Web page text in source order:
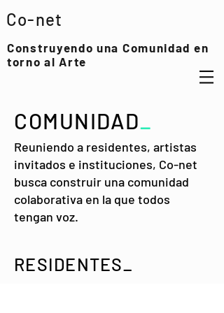
Co-net
Construyendo una Comunidad en
torno al Arte
COMUNIDAD_
Reuniendo a residentes, artistas
invitados e instituciones, Co-net
busca construir una comunidad
colaborativa en la que todos
tengan voz.
RESIDENTES_